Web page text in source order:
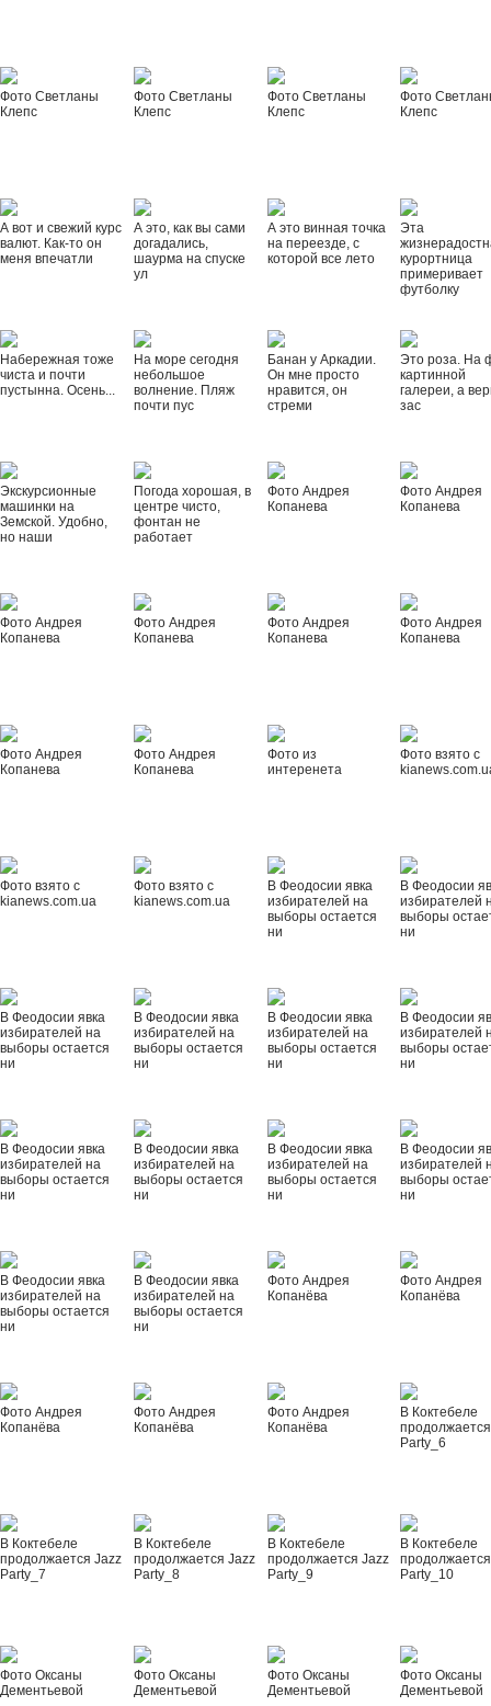
Фото Светланы
Клепс
Фото Светланы
Клепс
Фото Светланы
Клепс
Фото
Клепс
А вот и свежий курс
валют. Как-то он
меня впечатли
А это, как вы сами
догадались,
шаурма на спуске
ул
А это винная точка
на переезде, с
которой все лето
Эта
курортница
примеривает
футболку
Набережная тоже
чиста и почти
пустынна. Осень...
На море сегодня
небольшое
волнение. Пляж
почти пус
Банан у Аркадии.
Он мне просто
нравится, он
стреми
Это роза. На
картинной
галереи, а
зас
Экскурсионные
машинки на
Земской. Удобно,
но наши
Погода хорошая, в
центре чисто,
фонтан не
работает
Фото Андрея
Копанева
Фото Андрея
Копанева
Фото Андрея
Копанева
Фото Андрея
Копанева
Фото Андрея
Копанева
Фото Андрея
Копанева
Фото Андрея
Копанева
Фото Андрея
Копанева
Фото из
интеренета
Фото взято с
Фото взято с
kianews.com.ua
Фото взято с
kianews.com.ua
В Феодосии явка
избирателей на
выборы остается
ни
В Феодосии
избирателей
выборы
ни
В Феодосии явка
избирателей на
выборы остается
ни
В Феодосии явка
избирателей на
выборы остается
ни
В Феодосии явка
избирателей на
выборы остается
ни
В Феодосии
избирателей
выборы
ни
В Феодосии явка
избирателей на
выборы остается
ни
В Феодосии явка
избирателей на
выборы остается
ни
В Феодосии явка
избирателей на
выборы остается
ни
В Феодосии
избирателей
выборы
ни
В Феодосии явка
избирателей на
выборы остается
ни
В Феодосии явка
избирателей на
выборы остается
ни
Фото Андрея
Копанёва
Фото Андрея
Копанёва
Фото Андрея
Копанёва
Фото Андрея
Копанёва
Фото Андрея
Копанёва
В Коктебеле
Party_6
В Коктебеле
продолжается Jazz
Party_7
В Коктебеле
продолжается Jazz
Party_8
В Коктебеле
продолжается Jazz
Party_9
В Коктебеле
Party_10
Фото Оксаны
Дементьевой
Фото Оксаны
Дементьевой
Фото Оксаны
Дементьевой
Фото Оксаны
Дементьевой